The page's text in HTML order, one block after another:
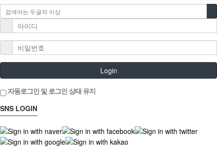
Login
자동로그인 및 로그인 상태 유지
SNS LOGIN